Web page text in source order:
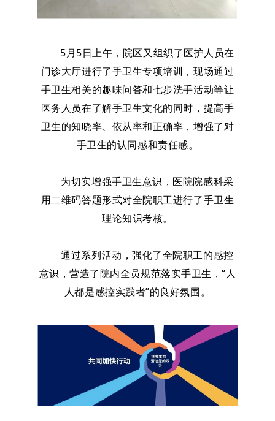
5月5日上午，院区又组织了医护人员在
门诊大厅进行了手卫生专项培训，现场通过
手卫生相关的趣味问答和七步洗手活动等让
医务人员在了解手卫生文化的同时，提高手
卫生的知晓率、依从率和正确率，增强了对
手卫生的认同感和责任感。
为切实增强手卫生意识，医院院感科采
用二维码答题形式对全院职工进行了手卫生
理论知识考核。
通过系列活动，强化了全院职工的感控
意识，营造了院内全员规范落实手卫生，“人
人都是感控实践者”的良好氛围。